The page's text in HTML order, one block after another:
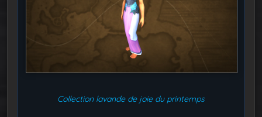
Collection lavande de joie du printemps